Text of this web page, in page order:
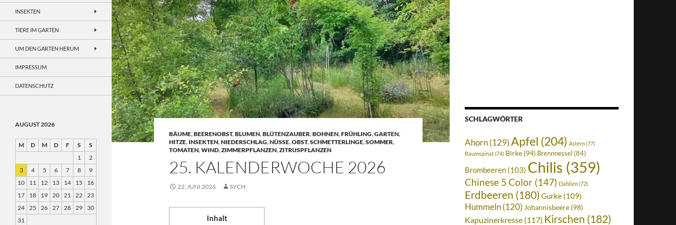
BÄUME,BEERENOBST,BLUMEN,BLÜTENZAUBER,BOHNEN,FRÜHLING,GARTEN,
HITZE, INSEKTEN,NIEDERSCHLAG,NÜSSE,OBST,SCHMETTERLINGE,SOMMER,
TOMATEN,WIND,ZIMMERPFLANZEN,ZITRUSPFLANZEN
25. KALENDERWOCHE 2026
22. JUNI 2026 SYCH
Inhalt
SCHLAGWÖRTER
Ahorn(129)Apfel (204) Astern(77)
Baumspinat(74) Birke (94) Brennnessel (84)
Brombeeren (103) Chilis (359)
Chinese 5 Color (147) Dahlien(72)
Erdbeeren (180) Gurke (109)
Hummeln (120) Johannisbeere (98)
Kapuzinerkresse (117) Kirschen (182)
INSEKTEN
TIERE IM GARTEN
UM DEN GARTEN HERUM
IMPRESSUM
DATENSCHUTZ
AUGUST 2026
M D M D F S
S
1
2
3
4 5 6 7 8
9
10
11 12 13 14 15
16
17
18 19 20 21 22 23
24 25 26 27 28 29
30
31